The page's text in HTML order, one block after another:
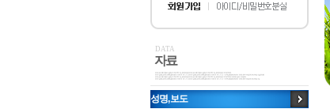
DATA
자료
성명, 보도